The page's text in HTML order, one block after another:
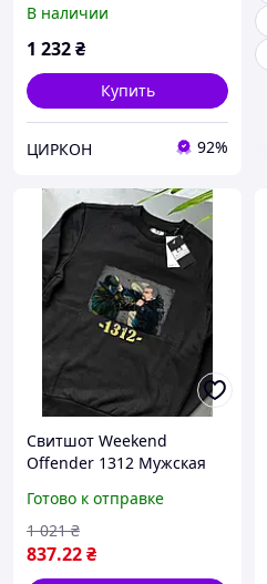
В наличии
1 232₴
Купить
ЦИРКОН 92%
Свитшот Weekend
Offender 1312 Мужская
1312
Готово к отправке
837.22₴
1 021 ₴